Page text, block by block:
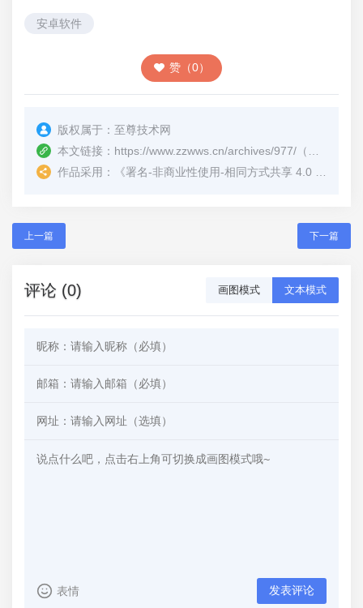
安卓软件
赞（0）
版权属于： 至尊技术网
本文链接： https://www.zzwws.cn/archives/977/ （转载时请注明本文出处及文章链接）
作品采用：
《署名-非商业性使用-相同方式共享 4.0 国际 (CC BY-NC-SA 4.0)
上一篇 下一篇
评论 (0) 画图模式 文本模式
表情 发表评论